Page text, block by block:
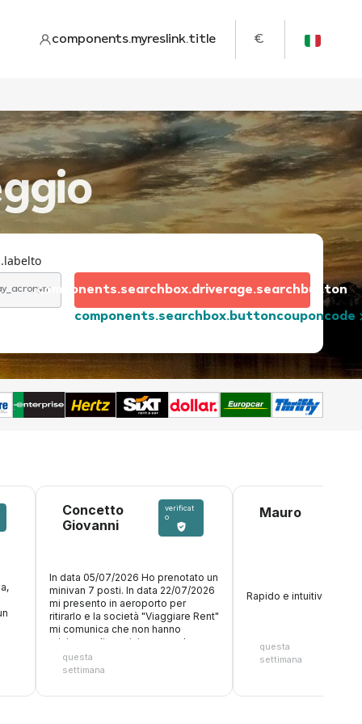
components.myreslink.title €
components.searchbox.buttoncouponcode
components.searchbox.driverage.searchbutton
Concetto
Giovanni
verificat
o
In data 05/07/2026 Ho prenotato un
minivan 7 posti. In data 22/07/2026
mi presento in aeroporto per
ritirarlo e la società "Viaggiare Rent"
mi comunica che non hanno
minivan a disposizione ma che
potevano consegnarmi solo una
citroen C3 7 posti. Capite bene che
non potevano mai e poi entrare in
questa
settimana
Mauro
Rapido e intuitivo!
questa
settimana